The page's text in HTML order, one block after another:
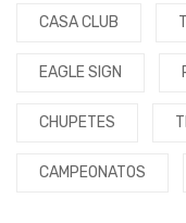
CASA CLUB
EAGLE SIGN
CHUPETES
CAMPEONATOS